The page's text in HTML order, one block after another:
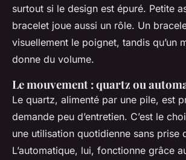
surtout si le design est épuré. Petite
bracelet joue aussi un rôle. Un
visuellement le poignet, tandis qu’un
donne du volume.
Le mouvement : quartz ou
Le quartz, alimenté par une pile, est
demande peu d’entretien. C’est le
une utilisation quotidienne sans prise
L’automatique, lui, fonctionne grâce